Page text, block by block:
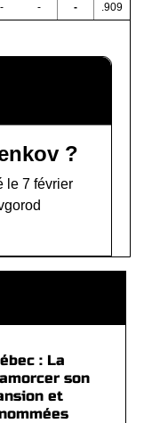
- - - .909
?
le 7 février
: La
son
et